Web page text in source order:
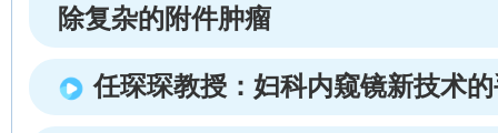
除复杂的附件肿瘤
任琛琛教授：妇科内窥镜新技术